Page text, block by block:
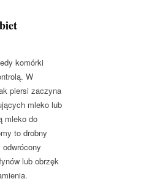
komórki
W
piersi zaczyna
mleko lub
mleko do
to drobny
lub obrzęk